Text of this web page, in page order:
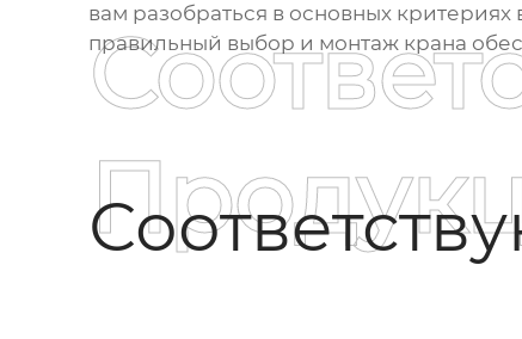
вам разобраться в основных
правильный выбор и монтаж крана